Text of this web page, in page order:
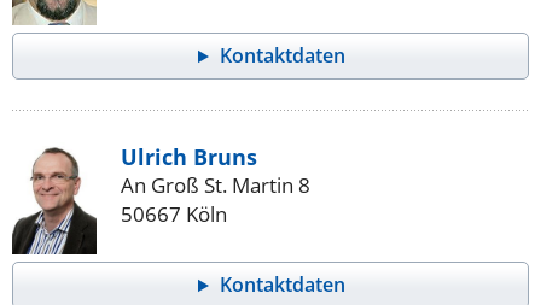
Kontaktdaten
Ulrich Bruns
An Groß St. Martin 8
50667 Köln
Kontaktdaten